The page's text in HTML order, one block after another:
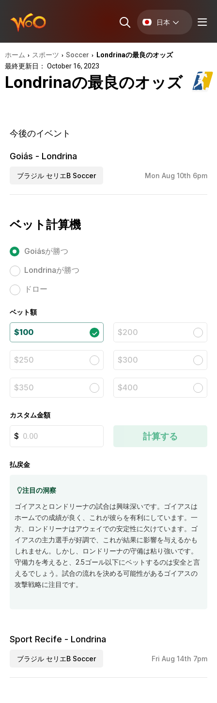
日本
ホーム › スポーツ › Soccer › Londrinaの最良のオッズ
最終更新日： October 16, 2023
Londrinaの最良のオッズ
今後のイベント
Goiás - Londrina
ブラジル セリエB Soccer Mon Aug 10th 6pm
ベット計算機
Goiásが勝つ
Londrinaが勝つ
ドロー
ベット額
$100 $200
$250 $300
$350 $400
カスタム金額
計算する
払戻金
注目の洞察
ゴイアスとロンドリーナの試合は興味深いです。ゴイアスは
ホームでの成績が良く、これが彼らを有利にしています。一
方、ロンドリーナはアウェイでの安定性に欠けています。ゴ
イアスの主力選手が好調で、これが結果に影響を与えるかも
しれません。しかし、ロンドリーナの守備は粘り強いです。
守備力を考えると、2.5ゴール以下にベットするのは安全と言
えるでしょう。試合の流れを決める可能性があるゴイアスの
攻撃戦略に注目です。
Sport Recife - Londrina
ブラジル セリエB Soccer Fri Aug 14th 7pm